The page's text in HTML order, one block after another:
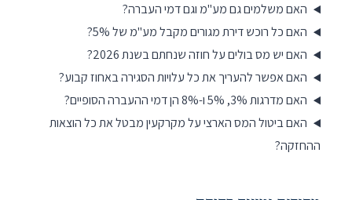
האם משלמים גם מע"מ וגם דמי העברה?
האם כל רוכש דירת מגורים מקבל מע"מ של 5%?
האם יש מס בולים על חוזה שנחתם בשנת 2026?
האם אפשר להעריך את כל עלויות הסגירה באחוז קבוע?
האם מדרגות 3%, 5% ו-8% הן דמי ההעברה הסופיים?
האם ביטול המס הארצי על מקרקעין מבטל את כל הוצאות
ההחזקה?